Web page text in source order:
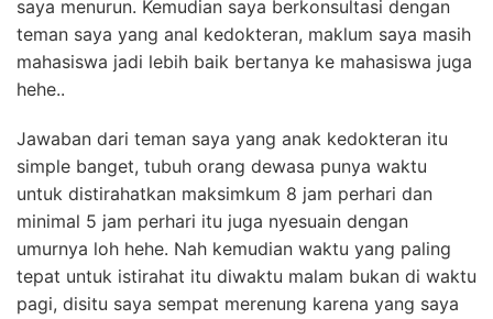
saya menurun. Kemudian saya berkonsultasi dengan
teman saya yang anal kedokteran, maklum saya masih
mahasiswa jadi lebih baik bertanya ke mahasiswa juga
hehe..
Jawaban dari teman saya yang anak kedokteran itu
simple banget, tubuh orang dewasa punya waktu
untuk distirahatkan maksimkum 8 jam perhari dan
minimal 5 jam perhari itu juga nyesuain dengan
umurnya loh hehe. Nah kemudian waktu yang paling
tepat untuk istirahat itu diwaktu malam bukan di waktu
pagi, disitu saya sempat merenung karena yang saya